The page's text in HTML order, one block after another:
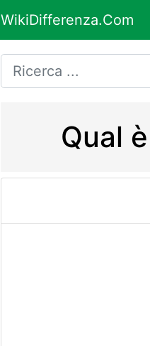
WikiDifferenza.Com
Qual